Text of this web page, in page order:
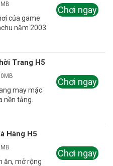
của game
năm 2003.
Chơi ngay
Trang H5
may mặc
nền tảng.
Chơi ngay
Hàng H5
ăn, mở rộng
Chơi ngay